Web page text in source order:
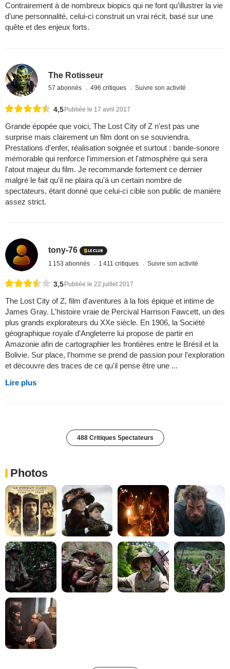
Contrairement à de nombreux biopics qui ne font qu’illustrer la vie
d’une personnalité, celui-ci construit un vrai récit, basé sur une
quête et des enjeux forts.
The Rotisseur
57 abonnés 496 critiques Suivre son activité
4,5 Publiée le 17 avril 2017
Grande épopée que voici, The Lost City of Z n'est pas une
surprise mais clairement un film dont on se souviendra.
Prestations d'enfer, réalisation soignée et surtout : bande-sonore
mémorable qui renforce l'immersion et l'atmosphère qui sera
l'atout majeur du film. Je recommande fortement ce dernier
malgré le fait qu'il ne plaira qu'à un certain nombre de
spectateurs, étant donné que celui-ci cible son public de manière
assez strict.
tony-76
1 153 abonnés 1 411 critiques Suivre son activité
3,5 Publiée le 22 juillet 2017
The Lost City of Z, film d'aventures à la fois épique et intime de
James Gray. L'histoire vraie de Percival Harrison Fawcett, un des
plus grands explorateurs du XXe siècle. En 1906, la Société
géographique royale d'Angleterre lui propose de partir en
Amazonie afin de cartographier les frontières entre le Brésil et la
Bolivie. Sur place, l'homme se prend de passion pour l'exploration
et découvre des traces de ce qu'il pense être une ...
Lire plus
488 Critiques Spectateurs
Photos